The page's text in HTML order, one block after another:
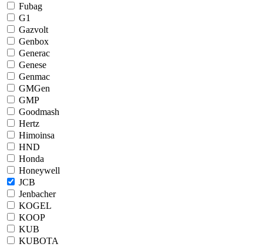
Fubag
G1
Gazvolt
Genbox
Generac
Genese
Genmac
GMGen
GMP
Goodmash
Hertz
Himoinsa
HND
Honda
Honeywell
JCB
Jenbacher
KOGEL
KOOP
KUB
KUBOTA